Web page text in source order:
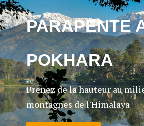
PARAPENTE
POKHARA
Prenez de la hauteur au
montagnes de l'Himalaya